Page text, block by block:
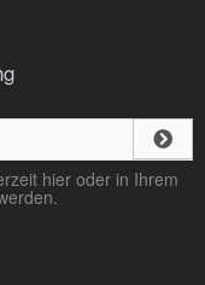
hier oder in Ihrem